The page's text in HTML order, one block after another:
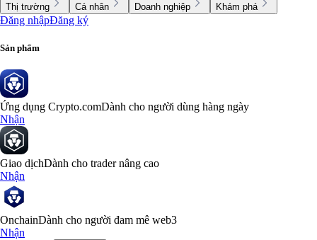
Thị trường Cá nhân Doanh nghiệp Khám phá
Đăng nhậpĐăng ký
Sản phẩm
Ứng dụng Crypto.comDành cho người dùng hàng ngày
Nhận
Giao dịchDành cho trader nâng cao
Nhận
OnchainDành cho người đam mê web3
Nhận